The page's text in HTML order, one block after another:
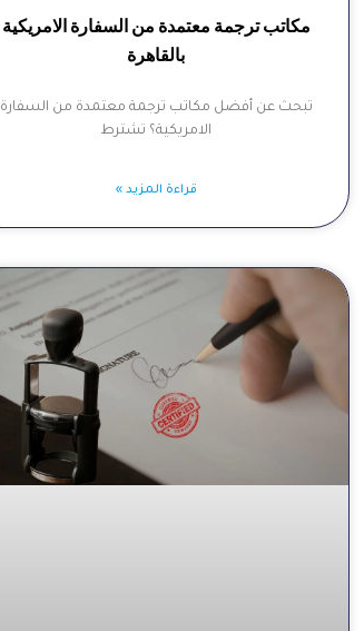
مكاتب ترجمة معتمدة من السفارة الامريكية
بالقاهرة
تبحث عن أفضل مكاتب ترجمة معتمدة من السفارة
الامريكية؟ تشترط
قراءة المزيد »